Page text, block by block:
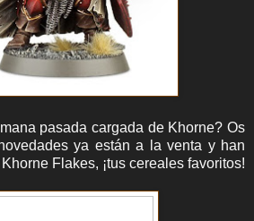
pasada cargada de Khorne? Os
ya están a la venta y han
Flakes, ¡tus cereales favoritos!